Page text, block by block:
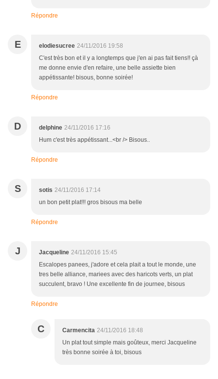
Répondre
E elodiesucree 24/11/2016 19:58
C'est très bon et il y a longtemps que j'en ai pas fait tiens!! çà
me donne envie d'en refaire, une belle assiette bien
appétissante! bisous, bonne soirée!
Répondre
D delphine 24/11/2016 17:16
Hum c'est très appétissant...<br /> Bisous..
Répondre
S sotis 24/11/2016 17:14
un bon petit plat!!! gros bisous ma belle
Répondre
J Jacqueline 24/11/2016 15:45
Escalopes panees, j'adore et cela plait a tout le monde, une
tres belle alliance, mariees avec des haricots verts, un plat
succulent, bravo ! Une excellente fin de journee, bisous
Répondre
C Carmencita 24/11/2016 18:48
Un plat tout simple mais goûteux, merci Jacqueline
très bonne soirée à toi, bisous